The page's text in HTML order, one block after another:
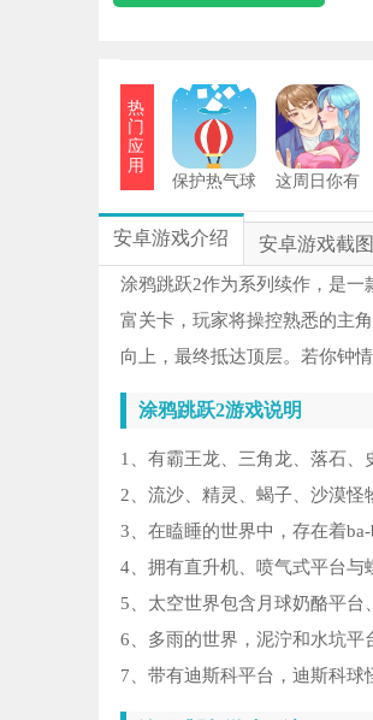
热
门
应
用
保护热气球
这周日你有
安卓游戏介绍 安卓游戏截图
涂鸦跳跃2作为系列续作，是一
富关卡，玩家将操控熟悉的主
向上，最终抵达顶层。若你钟
涂鸦跳跃2游戏说明
1、有霸王龙、三角龙、落石、
2、流沙、精灵、蝎子、沙漠怪
3、在瞌睡的世界中，存在着
4、拥有直升机、喷气式平台与
5、太空世界包含月球奶酪平台
6、多雨的世界，泥泞和水坑平
7、带有迪斯科平台，迪斯科球